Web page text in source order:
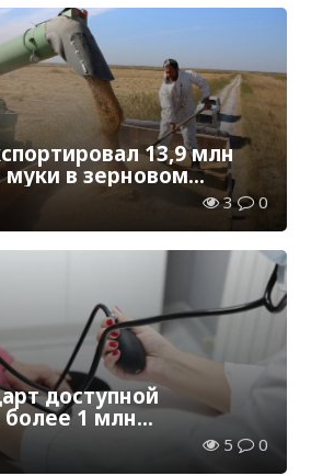
13,9 млн
муки в зерновом
3 0
доступной
1 млн
получили
услуги
5 0